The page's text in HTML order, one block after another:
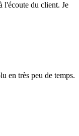
l'écoute du client. Je
en très peu de temps.